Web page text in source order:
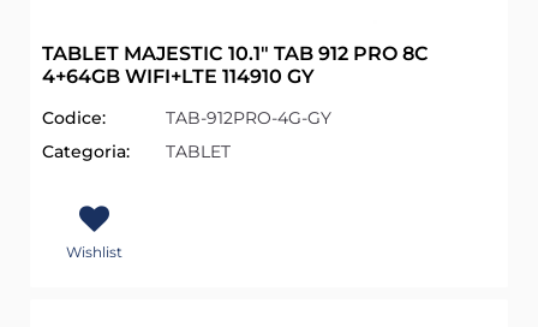
TABLET MAJESTIC 10.1" TAB 912 PRO 8C
4+64GB WIFI+LTE 114910 GY
Codice:
TAB-912PRO-4G-GY
Categoria:
TABLET
Wishlist